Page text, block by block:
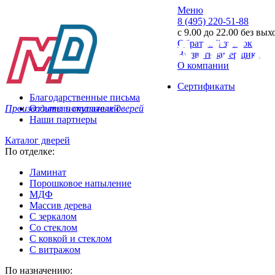
Производитель стальных дверей
Меню
8 (495) 220-51-88
с 9.00 до 22.00 без
Обратный звонок
Вызвать замерщика
О компании
Сертификаты
Благодарственные письма
Отзывы покупателей
Наши партнеры
Каталог дверей
По отделке:
Ламинат
Порошковое напыление
МДФ
Массив дерева
С зеркалом
Со стеклом
С ковкой и стеклом
С витражом
По назначению: